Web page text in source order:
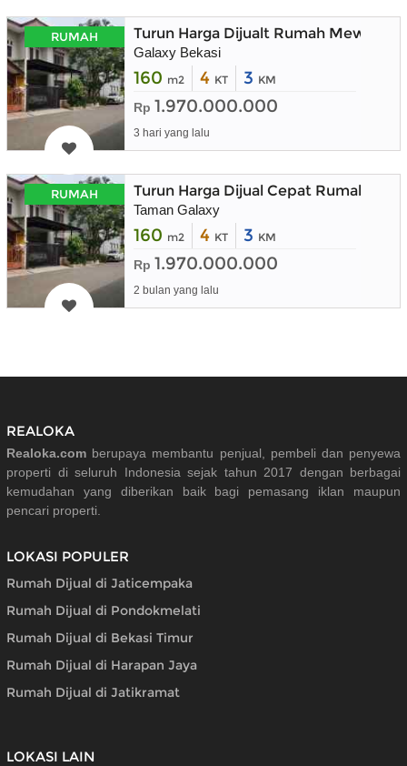
RUMAH Turun Harga Dijualt Rumah Mewah
Galaxy Bekasi
160 m2 4 KT 3 KM
Rp 1.970.000.000
3 hari yang lalu
RUMAH Turun Harga Dijual Cepat Rumah 2
Taman Galaxy
160 m2 4 KT 3 KM
Rp 1.970.000.000
2 bulan yang lalu
REALOKA
Realoka.com berupaya membantu penjual, pembeli dan penyewa
properti di seluruh Indonesia sejak tahun 2017 dengan berbagai
kemudahan yang diberikan baik bagi pemasang iklan maupun
pencari properti.
LOKASI POPULER
Rumah Dijual di Jaticempaka
Rumah Dijual di Pondokmelati
Rumah Dijual di Bekasi Timur
Rumah Dijual di Harapan Jaya
Rumah Dijual di Jatikramat
LOKASI LAIN